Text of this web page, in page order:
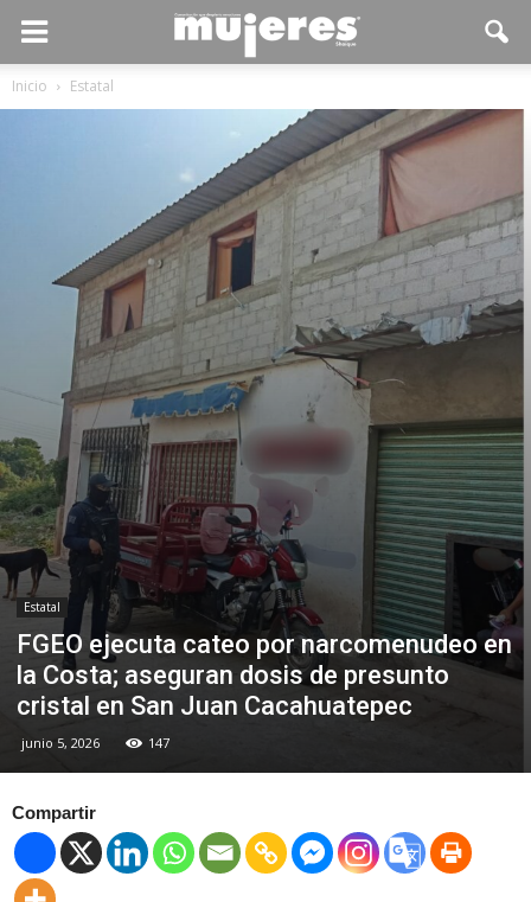
Inicio Estatal
Estatal
FGEO ejecuta cateo por narcomenudeo en
la Costa; aseguran dosis de presunto
cristal en San Juan Cacahuatepec
junio 5, 2026 147
Compartir